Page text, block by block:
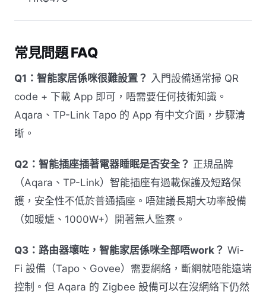
常見問題 FAQ
Q1：智能家居係咪很難設置？ 入門設備通常掃 QR
code + 下載 App 即可，唔需要任何技術知識。
Aqara、TP-Link Tapo 的 App 有中文介面，步驟清
晰。
Q2：智能插座插著電器睡眠是否安全？ 正規品牌
（Aqara、TP-Link）智能插座有過載保護及短路保
護，安全性不低於普通插座。唔建議長期大功率設備
（如暖爐、1000W+）開著無人監察。
Q3：路由器壞咗，智能家居係咪全部唔work？ Wi-
Fi 設備（Tapo、Govee）需要網絡，斷網就唔能遠端
控制。但 Aqara 的 Zigbee 設備可以在沒網絡下仍然